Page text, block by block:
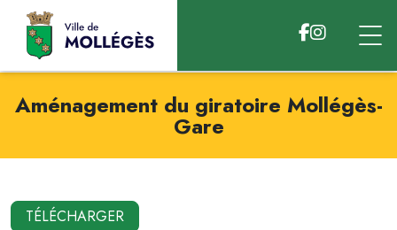
Accéder au contenu
Aménagement du giratoire Mollégès-
Gare
TÉLÉCHARGER